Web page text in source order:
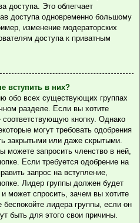
доступа. Это облегчает
доступа одновременно большому
изменение модераторских
доступа к приватным
вступить в них?
обо всех существующих группах
разделе. Если вы хотите
кнопку. Однако
могут требовать одобрения
закрытыми или даже скрытыми.
можете запросить членство в ней,
Если требуется одобрение на
запрос на вступление,
Лидер группы должен будет
может спросить, зачем вы хотите
лидера группы, если он
быть для этого свои причины.